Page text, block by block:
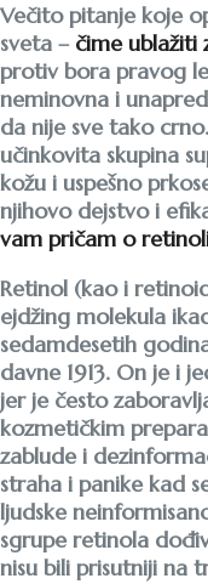
Večito pitanje koje
sveta – čime ublažiti
protiv bora pravog
neminovna i
da nije sve tako
učinkovita skupina
kožu i uspešno
njihovo dejstvo i
vam pričam o
Retinol (kao i
ejdžing molekula
sedamdesetih
davne 1913. On je i
jer je često
kozmetičkim
zablude i
straha i panike kad
ljudske
sgrupe retinola
nisu bili prisutniji na